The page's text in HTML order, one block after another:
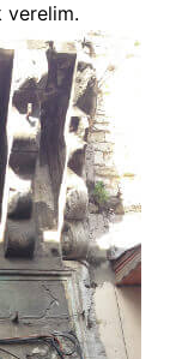
verelim.